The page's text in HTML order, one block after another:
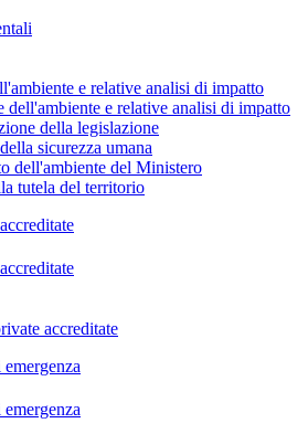
e relative analisi di impatto
dell'ambiente e relative analisi di impatto
della legislazione
sicurezza umana
dell'ambiente del Ministero
tutela del territorio
accreditate